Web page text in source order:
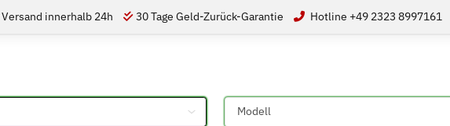
innerhalb 24h 30 Tage Geld-Zurück-Garantie Hotline +49 2323 8997161
Bitte auswählen